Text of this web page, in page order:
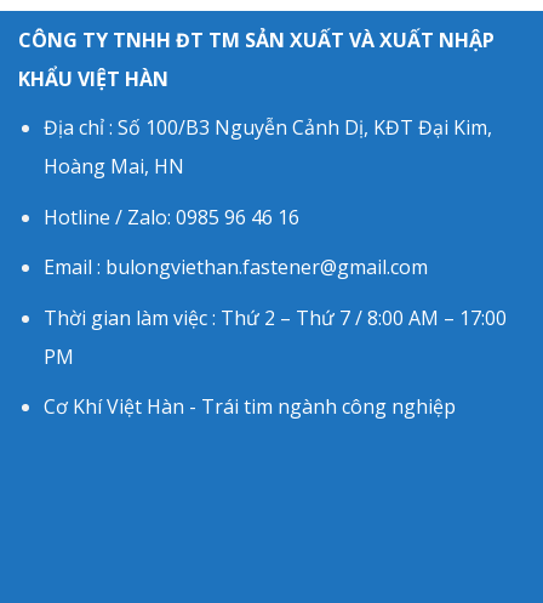
CÔNG TY TNHH ĐT TM SẢN XUẤT VÀ XUẤT NHẬP
KHẨU VIỆT HÀN
Địa chỉ : Số 100/B3 Nguyễn Cảnh Dị, KĐT Đại Kim,
Hoàng Mai, HN
Hotline / Zalo: 0985 96 46 16
Email : bulongviethan.fastener@gmail.com
Thời gian làm việc : Thứ 2 – Thứ 7 / 8:00 AM – 17:00
PM
Cơ Khí Việt Hàn - Trái tim ngành công nghiệp